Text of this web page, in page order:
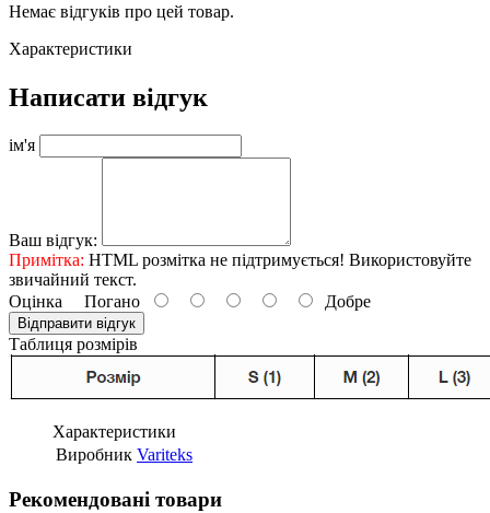
Немає відгуків про цей товар.
Характеристики
Написати відгук
ім'я
Ваш відгук:
Примітка: HTML розмітка не підтримується! Використовуйте
звичайний текст.
Оцінка Погано Добре
Відправити відгук
Таблиця розмірів
Характеристики
Виробник Variteks
Рекомендовані товари